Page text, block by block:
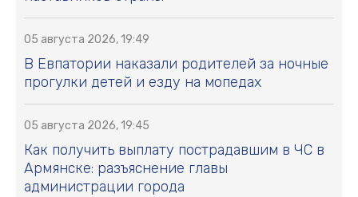
05 августа 2026, 19:49
В Евпатории наказали родителей за ночные
прогулки детей и езду на мопедах
05 августа 2026, 19:45
Как получить выплату пострадавшим в ЧС в
Армянске: разъяснение главы
администрации города